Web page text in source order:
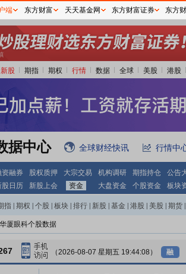
新股 期指 期权 行情 数据 全球 美股 港股
据中心 全球财经快讯 行情中
资融券 股权质押 大宗交易 机构调研 期指持仓
公告
股日历 新股上会 资金 大盘资金 个股资金 板块
指 期权 个股 板块 排行 新股 基金 港股 美股 期货
厦眼科个股数据
（2026-08-07 星期五 19:44:08） 融
端 东方财富 天天基金网 东方财富证券 东方